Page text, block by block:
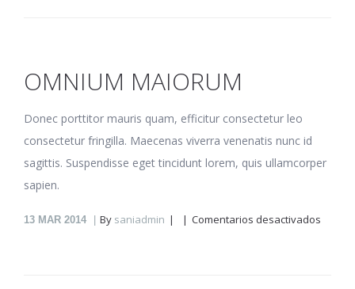
OMNIUM MAIORUM
Donec porttitor mauris quam, efficitur consectetur leo
consectetur fringilla. Maecenas viverra venenatis nunc id
sagittis. Suspendisse eget tincidunt lorem, quis ullamcorper
sapien.
13 MAR 2014 By saniadmin Comentarios desactivados